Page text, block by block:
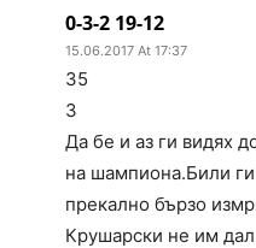
0-3-2 19-12
15.06.2017 At 17:37
35
3
Да бе и аз ги видях
на шампиона.Били
прекално бързо
Крушарски не им